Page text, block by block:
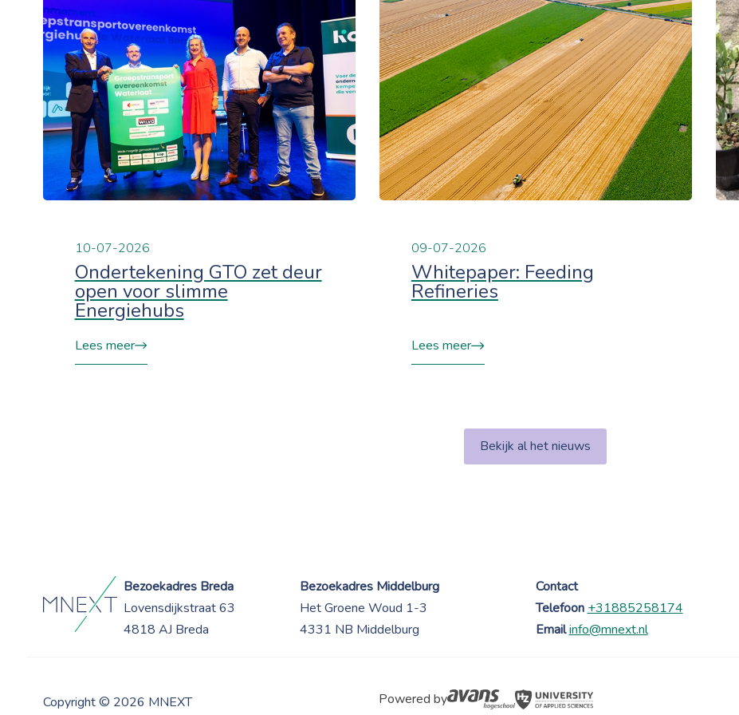
10-07-2026
Ondertekening GTO zet deur
open voor slimme
Energiehubs
Lees meer
09-07-2026
Whitepaper: Feeding
Refineries
Lees meer
Bekijk al het nieuws
Bezoekadres Breda Bezoekadres Middelburg
Contact
Lovensdijkstraat 63
Het Groene Woud 1-3 Telefoon+31885258174
4818 AJ Breda
4331 NB Middelburg Emailinfo@mnext.nl
Copyright © 2026 MNEXT Powered by